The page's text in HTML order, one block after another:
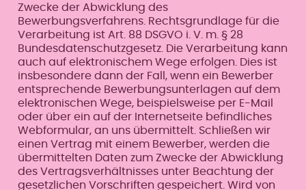
Zwecke der Abwicklung des
Bewerbungsverfahrens. Rechtsgrundlage für die
Verarbeitung ist Art. 88 DSGVO i. V. m. § 28
Bundesdatenschutzgesetz. Die Verarbeitung kann
auch auf elektronischem Wege erfolgen. Dies ist
insbesondere dann der Fall, wenn ein Bewerber
entsprechende Bewerbungsunterlagen auf dem
elektronischen Wege, beispielsweise per E-Mail
oder über ein auf der Internetseite befindliches
Webformular, an uns übermittelt. Schließen wir
einen Vertrag mit einem Bewerber, werden die
übermittelten Daten zum Zwecke der Abwicklung
des Vertragsverhältnisses unter Beachtung der
gesetzlichen Vorschriften gespeichert. Wird von